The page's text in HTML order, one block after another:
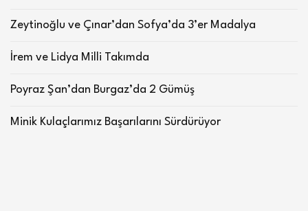
Zeytinoğlu ve Çınar’dan Sofya’da 3’er Madalya
İrem ve Lidya Milli Takımda
Poyraz Şan’dan Burgaz’da 2 Gümüş
Minik Kulaçlarımız Başarılarını Sürdürüyor